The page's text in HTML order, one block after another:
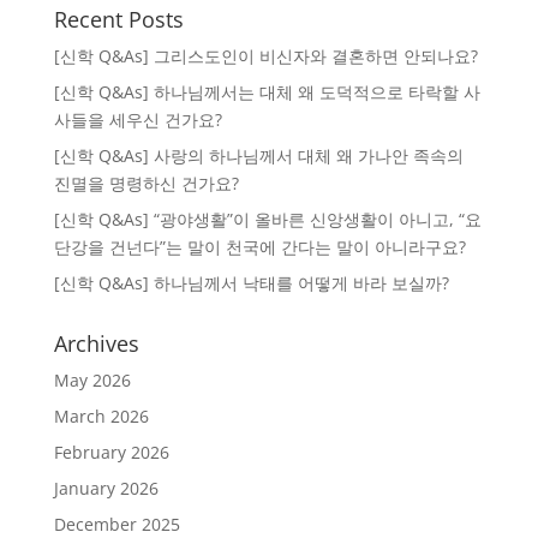
Recent Posts
[신학 Q&As] 그리스도인이 비신자와 결혼하면 안되나요?
[신학 Q&As] 하나님께서는 대체 왜 도덕적으로 타락할 사
사들을 세우신 건가요?
[신학 Q&As] 사랑의 하나님께서 대체 왜 가나안 족속의
진멸을 명령하신 건가요?
[신학 Q&As] “광야생활”이 올바른 신앙생활이 아니고, “요
단강을 건넌다”는 말이 천국에 간다는 말이 아니라구요?
[신학 Q&As] 하나님께서 낙태를 어떻게 바라 보실까?
Archives
May 2026
March 2026
February 2026
January 2026
December 2025